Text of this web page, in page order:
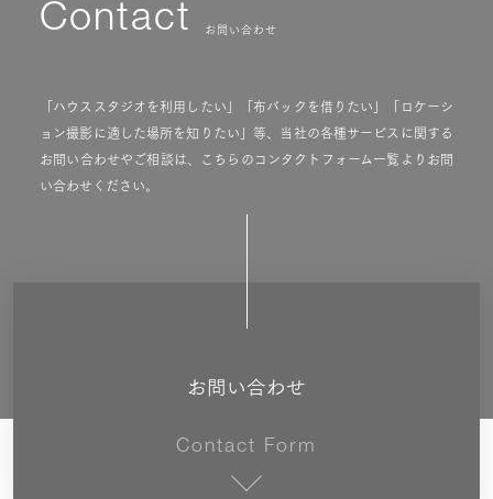
Contact お問い合わせ
「ハウススタジオを利用したい」「布バックを借りたい」「ロケーシ
ョン撮影に適した場所を知りたい」等、当社の各種サービスに関する
お問い合わせやご相談は、こちらのコンタクトフォーム一覧よりお問
い合わせください。
お問い合わせ
Contact Form